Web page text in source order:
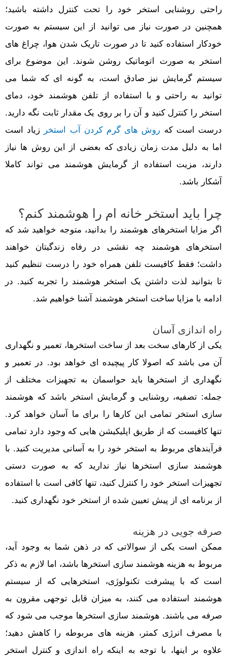
راحتی روشنایی استخر خود را تحت کنترل داشته باشید؛
همچنین در صورت نیاز می توانید از این سیستم به صورت
خودکار استفاده کنید تا در صورت تاریک شدن هوا، چراغ های
استخر به صورت اتوماتیک روشن شوند. این موضوع برای
سیستم گرمایش نیز صادق است، به گونه ای که شما می
توانید به راحتی و با استفاده از تلفن هوشمند خود، دمای
استخر را کنترل کنید و آن را بر روی یک مقدار ثابت نگه دارید.
درست است که روش های گرم کردن آب استخر
زیاد است
اما به دلیل مدت زمان زیادی که بعضی از این روش ها نیاز
دارند، مزیت استفاده از گرمایش هوشمند می تواند کاملا
آشکار باشد.
چرا باید استخر خانه ام را هوشمند کنم؟
اگر مزایا استخرهای هوشمند را بدانید، متوجه خواهید شد که
استخرهای هوشمند چه نقشی در رفاه زندگیتان خواهند
داشت؛ فقط کافیست تلفن همراه خود را درست تنظیم کنید
تا بتوانید لذت داشتن یک استخر هوشمند را تجربه کنید. در
ادامه با مزایا ساخت استخر هوشمند آشنا خواهیم شد.
راه اندازی آسان
یکی از کارهای سخت بعد از ساخت استخرها، تعمیر و نگهداری
آن می باشد که اصولا کار پیچیده ای خواهد بود. در تعمیر و
نگهداری از استخرها باید حواسمان به تجهیزات مختلف از
جمله: تصفیه، روشنایی و گرمایش استخر باشد که هوشمند
سازی استخر تمامی این کارها را برای ما آسان خواهد کرد.
تنها کافیست که از طریق اپلیکیشن هایی که وجود دارد تمامی
فرآیندهای مربوط به استخر خود را به آسانی مدیریت کنید. با
هوشمند سازی استخرها نیاز ندارید که به صورت دستی
تجهیزات استخر خود را کنترل کنید، تنها کافی است با استفاده
از برنامه ای از پیش تعیین شده از استخر خود نگهداری کنید.
صرفه جویی در هزینه
ممکن است یکی از سوالاتی که در ذهن شما به وجود آید،
مربوط به هزینه هوشمند سازی استخرها باشد، اما لازم به ذکر
است که با پیشرفت تکنولوژی، استخرهایی که از سیستم
هوشمند استفاده می کنند، به میزان قابل توجهی مقرون به
صرفه می باشند. هوشمند سازی استخرها موجب می شود که
با مصرف انرژی کمتر، هزینه های مربوطه را کاهش دهید؛
علاوه بر اینها، با توجه به اینکه راه اندازی و کنترل استخر